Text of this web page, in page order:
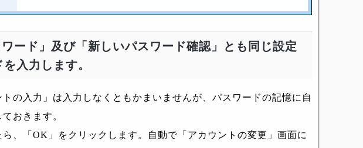
ード」及び「新しいパスワード確認」とも同じ設定
入力します。
トの入力」は入力しなくともかまいませんが、パスワードの記憶に自
おきます。
ら、「OK」をクリックします。自動で「アカウントの変更」画面に